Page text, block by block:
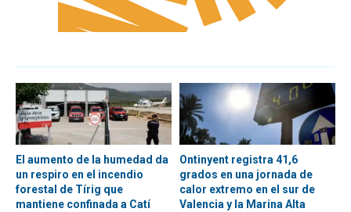
El aumento de la humedad da
un respiro en el incendio
forestal de Tírig que
mantiene confinada a Catí
Ontinyent registra 41,6
grados en una jornada de
calor extremo en el sur de
Valencia y la Marina Alta